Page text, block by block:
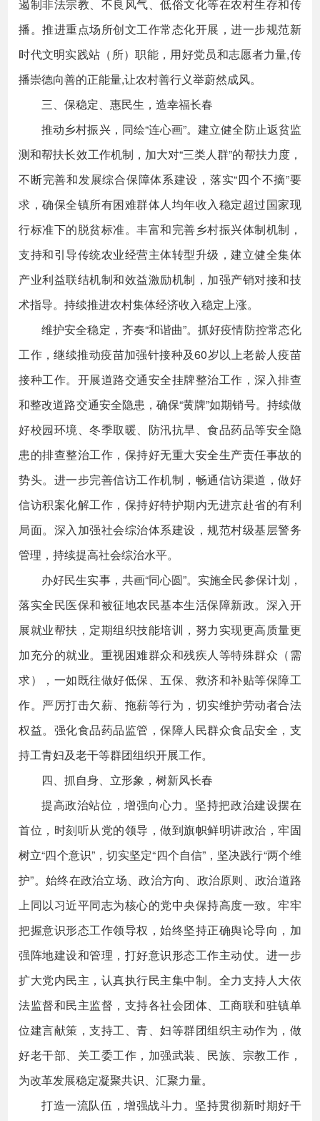
遏制非法宗教、不良风气、低俗文化等在农村生存和传
播。推进重点场所创文工作常态化开展，进一步规范新
时代文明实践站（所）职能，用好党员和志愿者力量,传
播崇德向善的正能量,让农村善行义举蔚然成风。
三、保稳定、惠民生，造幸福长春
推动乡村振兴，同绘“连心画”。建立健全防止返贫监
测和帮扶长效工作机制，加大对“三类人群”的帮扶力度，
不断完善和发展综合保障体系建设，落实“四个不摘”要
求，确保全镇所有困难群体人均年收入稳定超过国家现
行标准下的脱贫标准。丰富和完善乡村振兴体制机制，
支持和引导传统农业经营主体转型升级，建立健全集体
产业利益联结机制和效益激励机制，加强产销对接和技
术指导。持续推进农村集体经济收入稳定上涨。
维护安全稳定，齐奏“和谐曲”。抓好疫情防控常态化
工作，继续推动疫苗加强针接种及60岁以上老龄人疫苗
接种工作。开展道路交通安全挂牌整治工作，深入排查
和整改道路交通安全隐患，确保“黄牌”如期销号。持续做
好校园环境、冬季取暖、防汛抗旱、食品药品等安全隐
患的排查整治工作，保持好无重大安全生产责任事故的
势头。进一步完善信访工作机制，畅通信访渠道，做好
信访积案化解工作，保持好特护期内无进京赴省的有利
局面。深入加强社会综治体系建设，规范村级基层警务
管理，持续提高社会综治水平。
办好民生实事，共画“同心圆”。实施全民参保计划，
落实全民医保和被征地农民基本生活保障新政。深入开
展就业帮扶，定期组织技能培训，努力实现更高质量更
加充分的就业。重视困难群众和残疾人等特殊群众（需
求），一如既往做好低保、五保、救济和补贴等保障工
作。严厉打击欠薪、拖薪等行为，切实维护劳动者合法
权益。强化食品药品监管，保障人民群众食品安全，支
持工青妇及老干等群团组织开展工作。
四、抓自身、立形象，树新风长春
提高政治站位，增强向心力。坚持把政治建设摆在
首位，时刻听从党的领导，做到旗帜鲜明讲政治，牢固
树立“四个意识”，切实坚定“四个自信”，坚决践行“两个维
护”。始终在政治立场、政治方向、政治原则、政治道路
上同以习近平同志为核心的党中央保持高度一致。牢牢
把握意识形态工作领导权，始终坚持正确舆论导向，加
强阵地建设和管理，打好意识形态工作主动仗。进一步
扩大党内民主，认真执行民主集中制。全力支持人大依
法监督和民主监督，支持各社会团体、工商联和驻镇单
位建言献策，支持工、青、妇等群团组织主动作为，做
好老干部、关工委工作，加强武装、民族、宗教工作，
为改革发展稳定凝聚共识、汇聚力量。
打造一流队伍，增强战斗力。坚持贯彻新时期好干